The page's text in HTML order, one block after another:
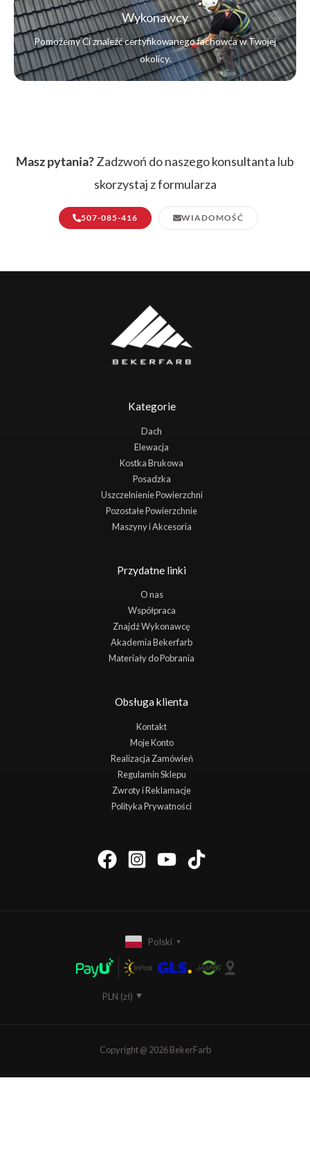
Wykonawcy
Pomożemy Ci znaleźć certyfikowanego fachowca w Twojej
okolicy.
Masz pytania?Zadzwoń do naszego konsultanta lub
skorzystaj z formularza
507-085-416 WIADOMOŚĆ
Kategorie
Dach
Elewacja
Kostka Brukowa
Posadzka
Uszczelnienie Powierzchni
Pozostałe Powierzchnie
Maszyny i Akcesoria
Przydatne linki
O nas
Współpraca
Znajdź Wykonawcę
Akademia Bekerfarb
Materiały do Pobrania
Obsługa klienta
Kontakt
Moje Konto
Realizacja Zamówień
Regulamin Sklepu
Zwroty i Reklamacje
Polityka Prywatności
Polski ▼
PLN (zł)
Copyright @ 2026 BekerFarb